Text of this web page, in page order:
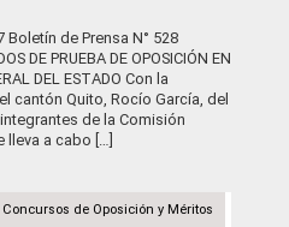
de Prensa N° 528
DE PRUEBA DE OPOSICIÓN EN
DEL ESTADO Con la
cantón Quito, Rocío García, del
de la Comisión
lleva a cabo […]
Concursos de Oposición y Méritos